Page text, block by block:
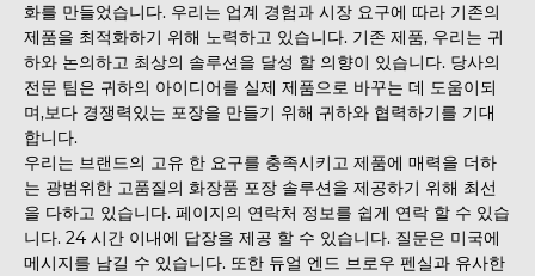
화를 만들었습니다. 우리는 업계 경험과 시장 요구에 따라 기존의
제품을 최적화하기 위해 노력하고 있습니다. 기존 제품, 우리는 귀
하와 논의하고 최상의 솔루션을 달성 할 의향이 있습니다. 당사의
전문 팀은 귀하의 아이디어를 실제 제품으로 바꾸는 데 도움이되
며,보다 경쟁력있는 포장을 만들기 위해 귀하와 협력하기를 기대
합니다.
우리는 브랜드의 고유 한 요구를 충족시키고 제품에 매력을 더하
는 광범위한 고품질의 화장품 포장 솔루션을 제공하기 위해 최선
을 다하고 있습니다. 페이지의 연락처 정보를 쉽게 연락 할 수 있습
니다. 24 시간 이내에 답장을 제공 할 수 있습니다. 질문은 미국에
메시지를 남길 수 있습니다. 또한 듀얼 엔드 브로우 펜실과 유사한